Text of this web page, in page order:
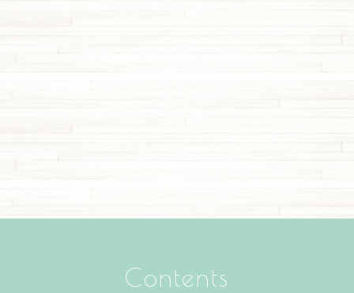
Contents